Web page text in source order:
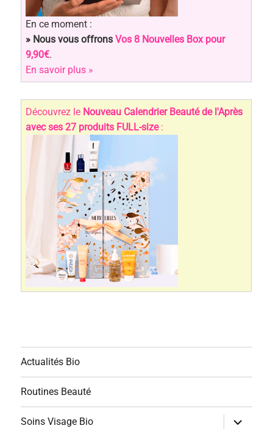
En ce moment :
» Nous vous offronsVos 8 Nouvelles Box pour
9,90€.
En savoir plus »
Découvrez le Nouveau Calendrier Beauté de l'Après
avec ses 27 produits FULL-size:
Actualités Bio
Routines Beauté
Soins Visage Bio
ouvrir
le